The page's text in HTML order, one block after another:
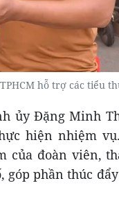
hỗ trợ các tiểu
ủy Đặng Minh
hiện nhiệm
của đoàn viên,
phần thúc